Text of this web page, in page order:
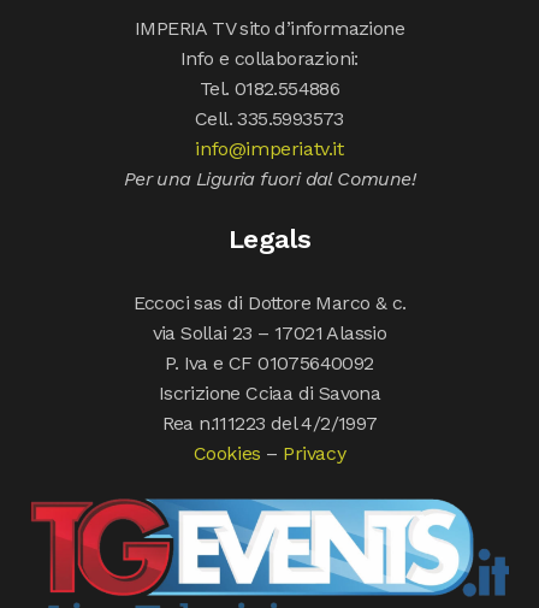
IMPERIA TV sito d’informazione
Info e collaborazioni:
Tel. 0182.554886
Cell. 335.5993573
info@imperiatv.it
Per una Liguria fuori dal Comune!
Legals
Eccoci sas di Dottore Marco & c.
via Sollai 23 – 17021 Alassio
P. Iva e CF 01075640092
Iscrizione Cciaa di Savona
Rea n.111223 del 4/2/1997
Cookies – Privacy